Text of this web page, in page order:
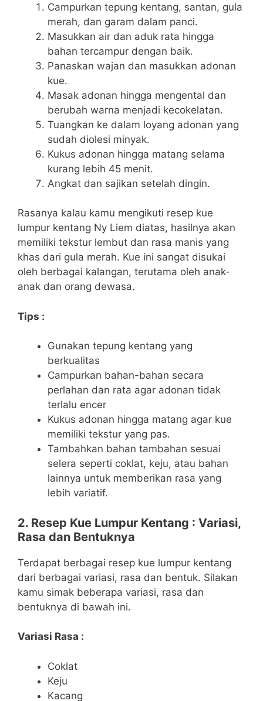
Campurkan tepung kentang, santan, gula
merah, dan garam dalam panci.
Masukkan air dan aduk rata hingga
bahan tercampur dengan baik.
Panaskan wajan dan masukkan adonan
kue.
Masak adonan hingga mengental dan
berubah warna menjadi kecokelatan.
Tuangkan ke dalam loyang adonan yang
sudah diolesi minyak.
Kukus adonan hingga matang selama
kurang lebih 45 menit.
Angkat dan sajikan setelah dingin.
Rasanya kalau kamu mengikuti resep kue
lumpur kentang Ny Liem diatas, hasilnya akan
memiliki tekstur lembut dan rasa manis yang
khas dari gula merah. Kue ini sangat disukai
oleh berbagai kalangan, terutama oleh anak-
anak dan orang dewasa.
Tips :
Gunakan tepung kentang yang
berkualitas
Campurkan bahan-bahan secara
perlahan dan rata agar adonan tidak
terlalu encer
Kukus adonan hingga matang agar kue
memiliki tekstur yang pas.
Tambahkan bahan tambahan sesuai
selera seperti coklat, keju, atau bahan
lainnya untuk memberikan rasa yang
lebih variatif.
2. Resep Kue Lumpur Kentang : Variasi,
Rasa dan Bentuknya
Terdapat berbagai resep kue lumpur kentang
dari berbagai variasi, rasa dan bentuk. Silakan
kamu simak beberapa variasi, rasa dan
bentuknya di bawah ini.
Variasi Rasa :
Coklat
Keju
Kacang